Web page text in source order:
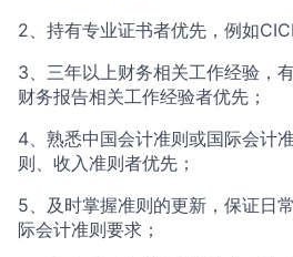
2、持有专业证书者优先，例如
3、三年以上财务相关工作经验，
财务报告相关工作经验者优先；
4、熟悉中国会计准则或国际会计
则、收入准则者优先；
5、及时掌握准则的更新，保证日
际会计准则要求；